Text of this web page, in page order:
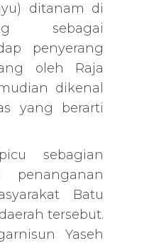
ditanam di
sebagai
penyerang
oleh Raja
dikenal
yang berarti
sebagian
penanganan
Batu
tersebut.
Yaseh